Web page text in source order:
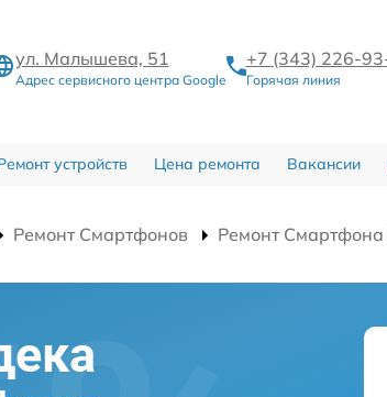
ул. Малышева, 51
Адрес сервисного центра Google
+7 (343) 226-
Горячая линия
устройств Цена ремонта Вакансии
Ремонт Смартфонов Ремонт Смартфона